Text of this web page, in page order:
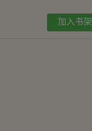
加入书架